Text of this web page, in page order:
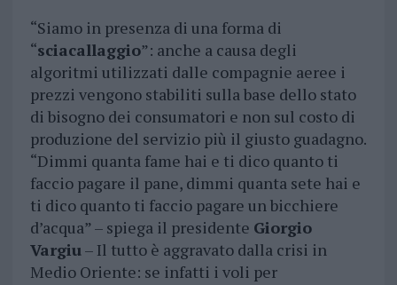
“Siamo in presenza di una forma di
“sciacallaggio”: anche a causa degli
algoritmi utilizzati dalle compagnie aeree i
prezzi vengono stabiliti sulla base dello stato
di bisogno dei consumatori e non sul costo di
produzione del servizio più il giusto guadagno.
“Dimmi quanta fame hai e ti dico quanto ti
faccio pagare il pane, dimmi quanta sete hai e
ti dico quanto ti faccio pagare un bicchiere
d’acqua” – spiega il presidente Giorgio
Vargiu– Il tutto è aggravato dalla crisi in
Medio Oriente: se infatti i voli per